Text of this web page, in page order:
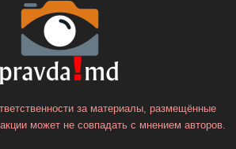
за материалы, размещённые
может не совпадать с мнением авторов.